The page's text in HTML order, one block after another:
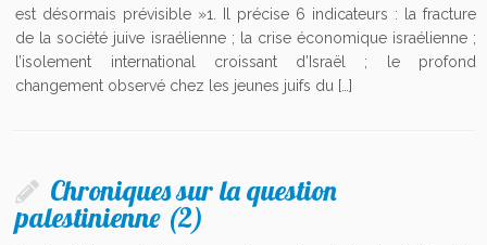
est désormais prévisible »1. Il précise 6 indicateurs : la fracture
de la société juive israélienne ; la crise économique israélienne ;
l’isolement international croissant d’Israël ; le profond
changement observé chez les jeunes juifs du […]
Chroniques sur la question
palestinienne (2)